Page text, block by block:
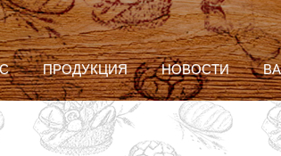
ПРОДУКЦИЯ НОВОСТИ